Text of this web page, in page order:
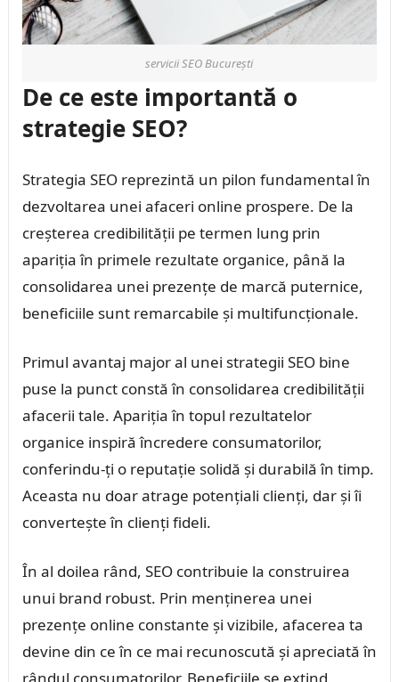
servicii SEO București
De ce este importantă o
strategie SEO?
Strategia SEO reprezintă un pilon fundamental în
dezvoltarea unei afaceri online prospere. De la
creșterea credibilității pe termen lung prin
apariția în primele rezultate organice, până la
consolidarea unei prezențe de marcă puternice,
beneficiile sunt remarcabile și multifuncționale.
Primul avantaj major al unei strategii SEO bine
puse la punct constă în consolidarea credibilității
afacerii tale. Apariția în topul rezultatelor
organice inspiră încredere consumatorilor,
conferindu-ți o reputație solidă și durabilă în timp.
Aceasta nu doar atrage potențiali clienți, dar și îi
convertește în clienți fideli.
În al doilea rând, SEO contribuie la construirea
unui brand robust. Prin menținerea unei
prezențe online constante și vizibile, afacerea ta
devine din ce în ce mai recunoscută și apreciată în